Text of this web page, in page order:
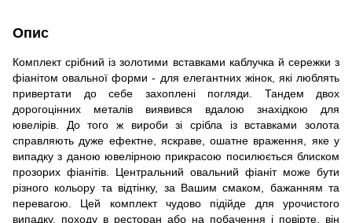
Опис
Комплект срібний із золотими вставками каблучка й сережки з
фіанітом овальної форми - для елегантних жінок, які люблять
привертати до себе захоплені погляди. Тандем двох
дорогоцінних металів виявився вдалою знахідкою для
ювелірів. До того ж вироби зі срібла із вставками золота
справляють дуже ефектне, яскраве, ошатне враження, яке у
випадку з даною ювелірною прикрасою посилюється блиском
прозорих фіанітів. Центральний овальний фіаніт може бути
різного кольору та відтінку, за Вашим смаком, бажанням та
перевагою. Цей комплект чудово підійде для урочистого
випадку, походу в ресторан або на побачення і повірте, він